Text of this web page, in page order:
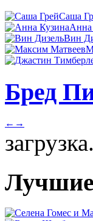
Саша
Анна
Вин
Бред
← →